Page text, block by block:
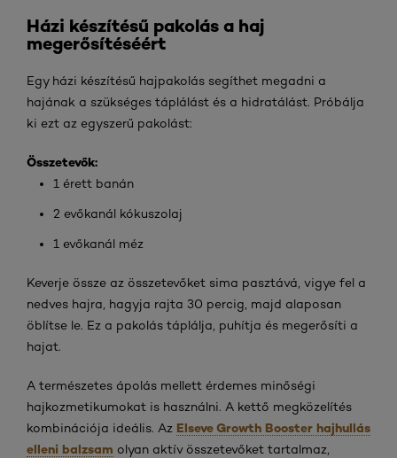
Házi készítésű pakolás a haj
megerősítéséért
Egy házi készítésű hajpakolás segíthet megadni a
hajának a szükséges táplálást és a hidratálást. Próbálja
ki ezt az egyszerű pakolást:
Összetevők:
1 érett banán
2 evőkanál kókuszolaj
1 evőkanál méz
Keverje össze az összetevőket sima pasztává, vigye fel a
nedves hajra, hagyja rajta 30 percig, majd alaposan
öblítse le. Ez a pakolás táplálja, puhítja és megerősíti a
hajat.
A természetes ápolás mellett érdemes minőségi
hajkozmetikumokat is használni. A kettő megközelítés
kombinációja ideális. Az Elseve Growth Booster hajhullás
elleni balzsam olyan aktív összetevőket tartalmaz,